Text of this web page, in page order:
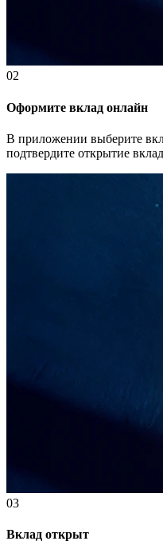
02
Оформите вклад онлайн
В приложении выберите
подтвердите открытие
03
Вклад открыт